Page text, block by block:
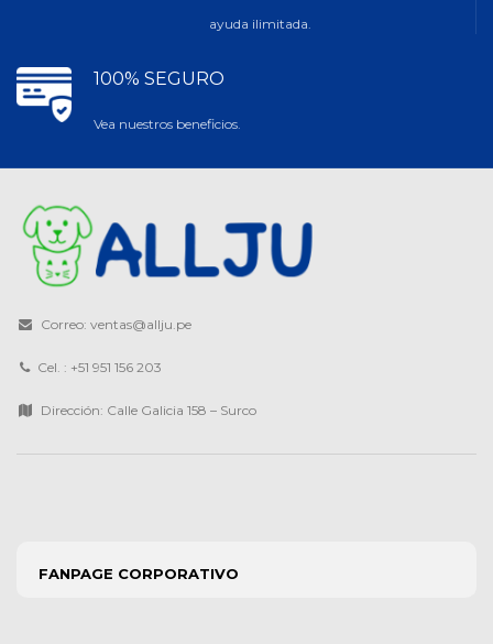
ayuda ilimitada.
100% SEGURO
Vea nuestros beneficios.
Correo: ventas@allju.pe
Cel. : +51 951 156 203
Dirección: Calle Galicia 158 – Surco
FANPAGE CORPORATIVO